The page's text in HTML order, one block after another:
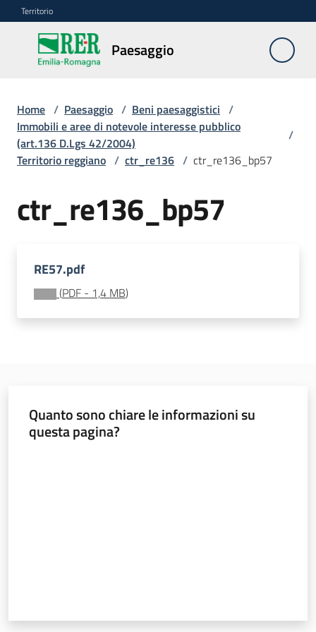
Vai al contenuto
Vai alla navigazione
Vai al footer
Territorio
Paesaggio
Paesaggio
Piano
paesaggistico
regionale
paesaggistici
Menu selezionato
paesaggistiche
Risorse
Home / Paesaggio / Beni paesaggistici /
Immobili e aree di notevole interesse pubblico
(art.136 D.Lgs 42/2004)
/
Territorio reggiano / ctr_re136 / ctr_re136_bp57
ctr_re136_bp57
RE57.pdf
(PDF - 1,4 MB)
Quanto sono chiare le informazioni su
questa pagina?